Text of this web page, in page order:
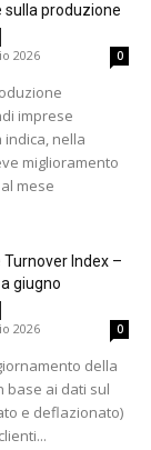
produzione
2026 0
imprese
nella
miglioramento
mese
Index –
giugno
2026 0
della
base ai dati sul
e deflazionato)